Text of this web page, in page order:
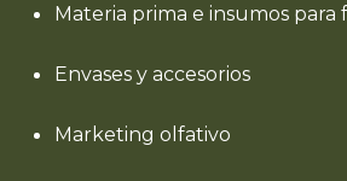
Materia prima e insumos para
Envases y accesorios
Marketing olfativo